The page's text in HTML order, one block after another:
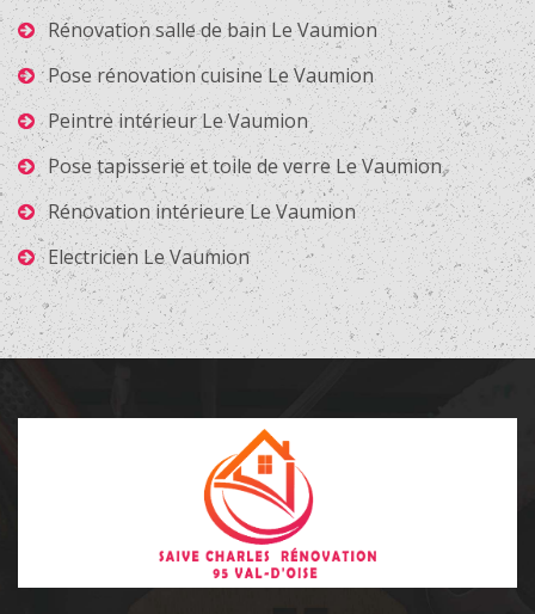
Rénovation salle de bain Le Vaumion
Pose rénovation cuisine Le Vaumion
Peintre intérieur Le Vaumion
Pose tapisserie et toile de verre Le Vaumion
Rénovation intérieure Le Vaumion
Electricien Le Vaumion